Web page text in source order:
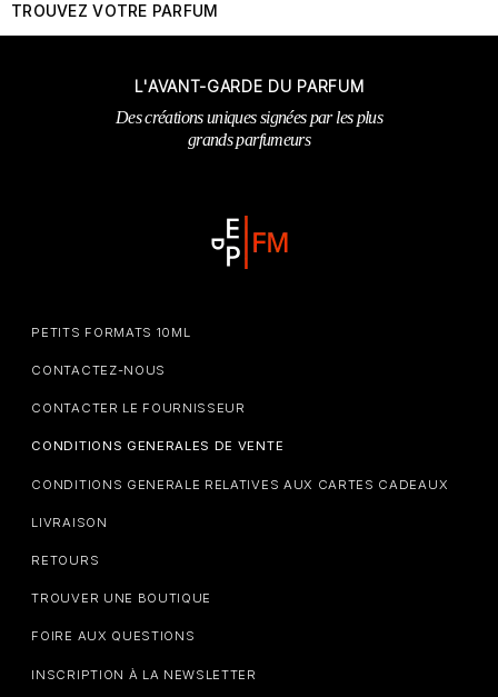
TROUVEZ VOTRE PARFUM
L'AVANT-GARDE DU PARFUM
Des créations uniques signées par les plus
grands parfumeurs
PETITS FORMATS 10ML
CONTACTEZ-NOUS
CONTACTER LE FOURNISSEUR
CONDITIONS GENERALES DE VENTE
CONDITIONS GENERALE RELATIVES AUX CARTES CADEAUX
LIVRAISON
RETOURS
TROUVER UNE BOUTIQUE
FOIRE AUX QUESTIONS
INSCRIPTION À LA NEWSLETTER